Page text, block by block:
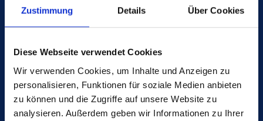
Zustimmung Details Über Cookies
Diese Webseite verwendet Cookies
Wir verwenden Cookies, um Inhalte und Anzeigen zu
personalisieren, Funktionen für soziale Medien anbieten
zu können und die Zugriffe auf unsere Website zu
analysieren. Außerdem geben wir Informationen zu Ihrer
FOLGEN.
poeppelmann.com
Pöppelmann GmbH & Co. KG
Kunststoffwerk – Werkzeugbau